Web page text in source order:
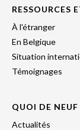
RESSOURCES
À l'étranger
En Belgique
Situation
Témoignages
QUOI DE NEUF
Actualités